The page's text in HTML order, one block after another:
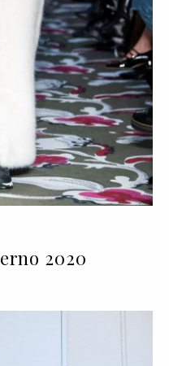
2020